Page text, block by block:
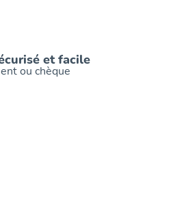
et facile
ou chèque